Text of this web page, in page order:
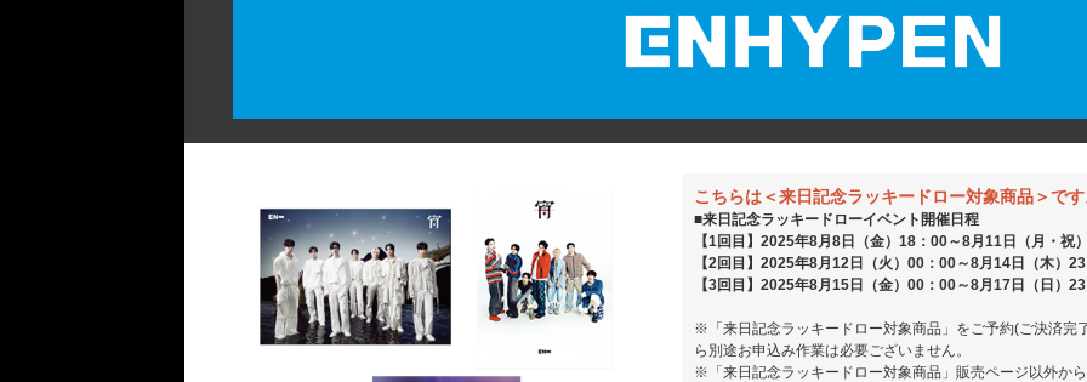
こちらは＜来日記念ラッキードロー対象商品＞です
■来日記念ラッキードローイベント開催日程
【1回目】2025年8月8日（金）18：00～8月11日（月・祝
【2回目】2025年8月12日（火）00：00～8月14日（木）
【3回目】2025年8月15日（金）00：00～8月17日（日）
※「来日記念ラッキードロー対象商品」をご予約(ご決済完
ら別途お申込み作業は必要ございません。
※「来日記念ラッキードロー対象商品」販売ページ以外か